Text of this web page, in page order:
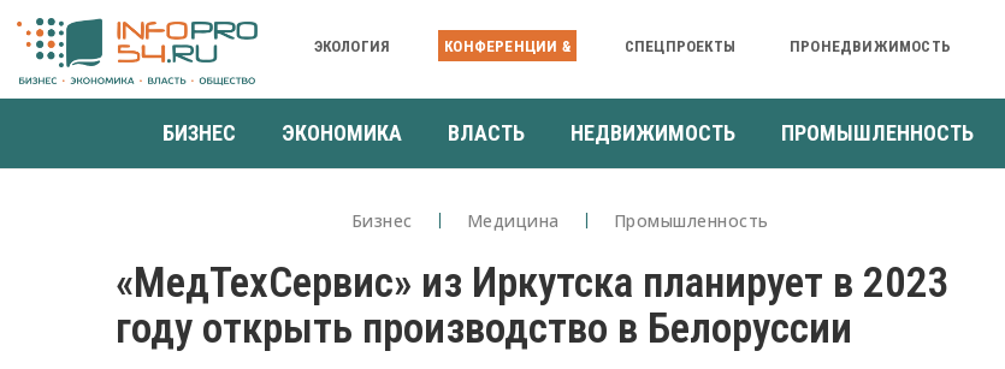
ЭКОЛОГИЯ КОНФЕРЕНЦИИ & СПЕЦПРОЕКТЫ ПРОНЕДВИЖИМОСТЬ
БИЗНЕС ЭКОНОМИКА ВЛАСТЬ НЕДВИЖИМОСТЬ ПРОМЫШЛЕННОСТЬ
Бизнес Медицина Промышленность
«МедТехСервис» из Иркутска планирует в 2023
году открыть производство в Белоруссии